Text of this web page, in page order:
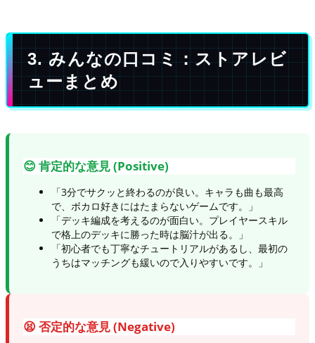
3. みんなの口コミ：ストアレビ
ューまとめ
😊 肯定的な意見 (Positive)
「3分でサクッと終わるのが良い。キャラも曲も最高
で、ボカロ好きにはたまらないゲームです。」
「デッキ編成を考えるのが面白い。プレイヤースキル
で格上のデッキに勝った時は脳汁が出る。」
「初心者でも丁寧なチュートリアルがあるし、最初の
うちはマッチングも緩いので入りやすいです。」
😫 否定的な意見 (Negative)